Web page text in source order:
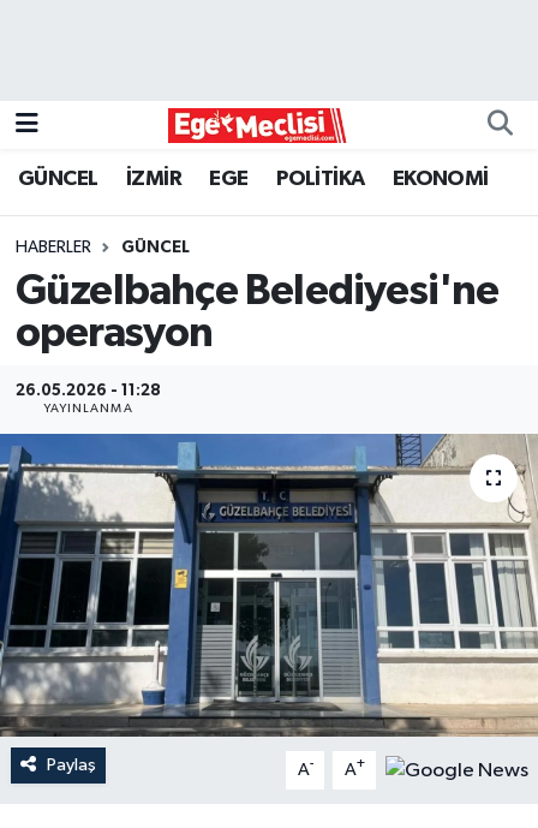
GÜNCEL İZMİR EGE POLİTİKA EKONOMİ
HABERLER GÜNCEL
Güzelbahçe Belediyesi'ne
operasyon
26.05.2026 - 11:28
YAYINLANMA
Paylaş A- A+
GÜNCEL
İZMİR
ÖZEL HABER
POLİTİKA
Programlar
SPOR
YAŞAM